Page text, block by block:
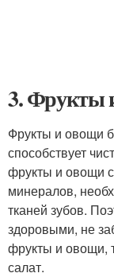
3. Фрукты
Фрукты и овощи
способствует
фрукты и овощи
минералов,
тканей зубов.
здоровыми, не
фрукты и овощи,
салат.